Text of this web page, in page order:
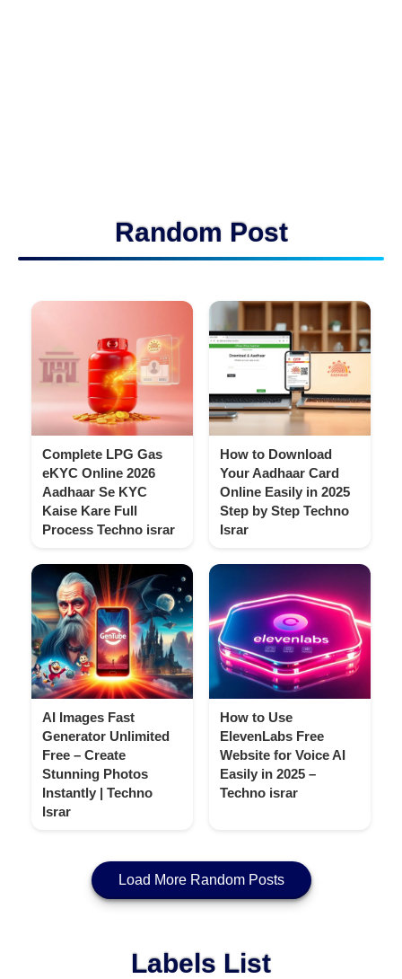
Random Post
Complete LPG Gas
eKYC Online 2026
Aadhaar Se KYC
Kaise Kare Full
Process Techno israr
How to Download
Your Aadhaar Card
Online Easily in 2025
Step by Step Techno
Israr
AI Images Fast
Generator Unlimited
Free – Create
Stunning Photos
Instantly | Techno
Israr
How to Use
ElevenLabs Free
Website for Voice AI
Easily in 2025 –
Techno israr
Load More Random Posts
Labels List